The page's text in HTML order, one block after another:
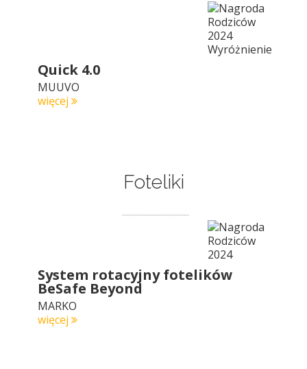
Quick 4.0
MUUVO
więcej
Foteliki
System rotacyjny fotelików
BeSafe Beyond
MARKO
więcej